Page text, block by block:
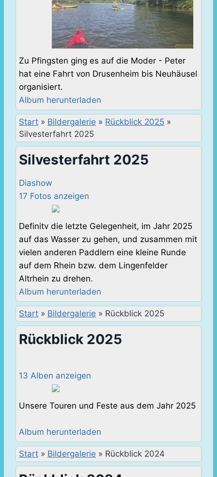
Zu Pfingsten ging es auf die Moder - Peter
hat eine Fahrt von Drusenheim bis Neuhäusel
organisiert.
Album herunterladen
Start » Bildergalerie » Rückblick 2025 »
Silvesterfahrt 2025
Silvesterfahrt 2025
Diashow
17 Fotos anzeigen
Definitv die letzte Gelegenheit, im Jahr 2025
auf das Wasser zu gehen, und zusammen mit
vielen anderen Paddlern eine kleine Runde
auf dem Rhein bzw. dem Lingenfelder
Altrhein zu drehen.
Album herunterladen
Start » Bildergalerie » Rückblick 2025
Rückblick 2025
13 Alben anzeigen
Unsere Touren und Feste aus dem Jahr 2025
Album herunterladen
Start » Bildergalerie » Rückblick 2024